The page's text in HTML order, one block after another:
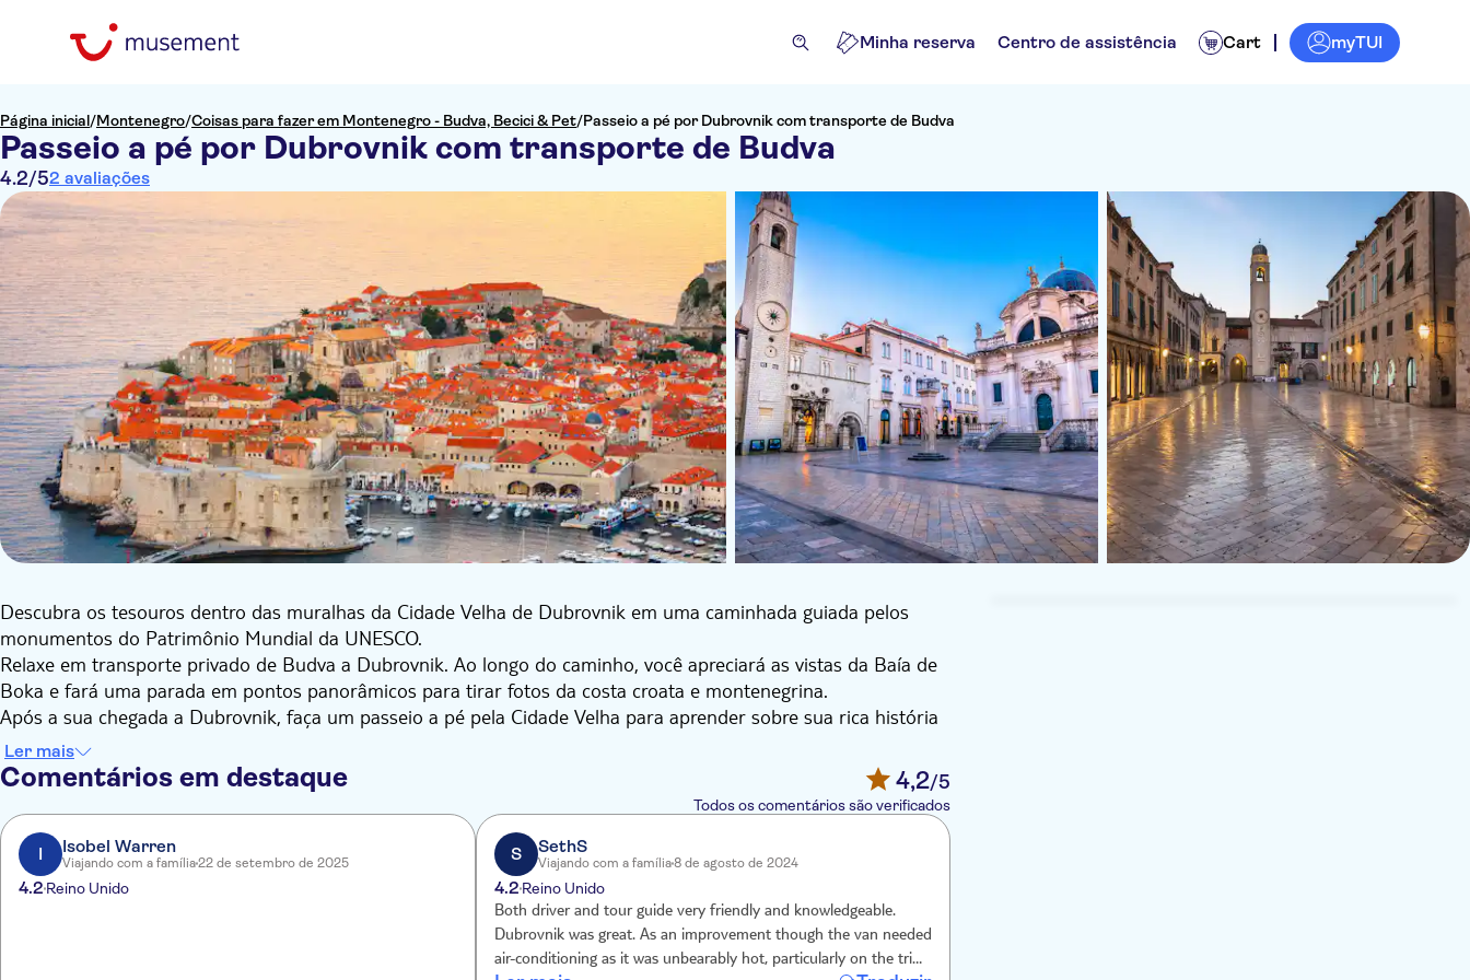
Minha reserva Centro de assistência Cart myTUI
Página inicial/Montenegro/Coisas para fazer em Montenegro - Budva, Becici & Pet/Passeio a pé por Dubrovnik com transporte de Budva
Passeio a pé por Dubrovnik com transporte de Budva
4.2/52 avaliações
Descubra os tesouros dentro das muralhas da Cidade Velha de Dubrovnik em uma caminhada guiada pelos
monumentos do Patrimônio Mundial da UNESCO.
Relaxe em transporte privado de Budva a Dubrovnik. Ao longo do caminho, você apreciará as vistas da Baía de
Boka e fará uma parada em pontos panorâmicos para tirar fotos da costa croata e montenegrina.
Após a sua chegada a Dubrovnik, faça um passeio a pé pela Cidade Velha para aprender sobre sua rica história
e cultura com um guia. Maravilhe-se com a arquitetura renascentista e barroca dentro das muralhas defensivas
de 2 quilômetros de extensão. Passeie pela Stradun central, para ver uma das farmácias mais antigas do mundo
na Igreja e Mosteiro Franciscano.
Por fim, admire o Palácio do Reitor e o Forte Lovrijenac, onde você ouvirá como Dubrovnik se tornou uma das
repúblicas marítimas mais avançadas do mundo.
Ler mais
Comentários em destaque 4,2/5
Todos os comentários são verificados
I Isobel Warren
Viajando com a família22 de setembro de 2025
4.2 Reino Unido
S SethS
Viajando com a família8 de agosto de 2024
4.2Reino Unido
Both driver and tour guide very friendly and knowledgeable.
Dubrovnik was great. As an improvement though the van needed
air-conditioning as it was unbearably hot, particularly on the trip